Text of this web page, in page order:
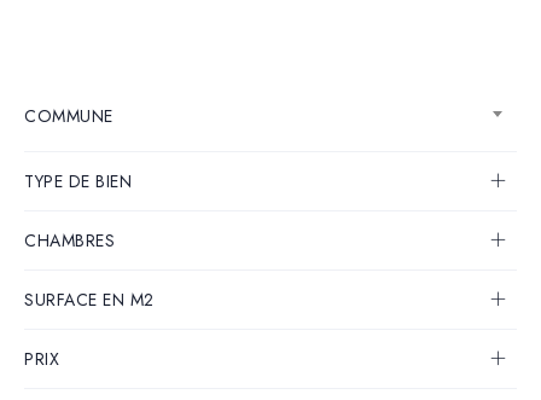
COMMUNE
TYPE DE BIEN
CHAMBRES
SURFACE EN M2
PRIX